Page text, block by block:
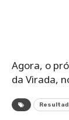
Agora, o
da Virada,